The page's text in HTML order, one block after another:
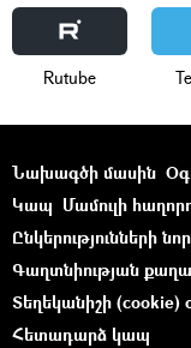
Rutube
Նախագծի մասին
Կապ Մամուլի
Ընկերությունների
Գաղտնիության
Տեղեկանիշի
Հետադարձ կապ